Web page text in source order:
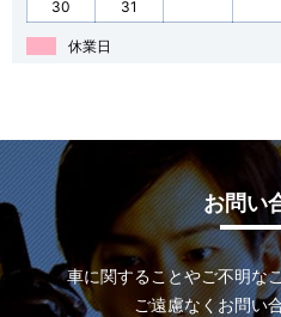
30
31
休業日
お問い
車に関することやご不明な
ご遠慮なくお問い